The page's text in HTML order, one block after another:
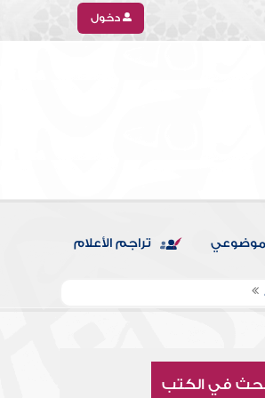
دخول
تراجم الأعلام
في الكتب